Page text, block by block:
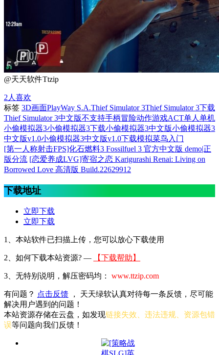
@天天软件Ttzip
2 人喜欢
标签 3D画面PlayWay S.A.Thief Simulator 3Thief Simulator 3下载
Thief Simulator 3中文版不支持手柄冒险动作游戏ACT单人单机
小偷模拟器3小偷模拟器3下载小偷模拟器3中文版小偷模拟器3
中文版v1.0小偷模拟器3中文版v1.0下载模拟菜鸟入门
[第一人称射击FPS]化石燃料3 Fossilfuel 3 官方中文版 demo|正
版分流 [恋爱养成LVG]寄宿之恋 Karigurashi Renai: Living on
Borrowed Love 高清版 Build.22629912
下载地址
立即下载
立即下载
1、本站软件已扫描上传，您可以放心下载使用
2、 如何下载本站资源? — 【下载帮助】
3、无特别说明，解压密码均： www.ttzip.com
有问题？ 点击反馈
， 天天绿软认真对待每一条反馈，尽可能
解决用户遇到的问题！
本站资源存储在云盘，如发现链接失效、违法违规、资源包错
误等问题向我们反馈！